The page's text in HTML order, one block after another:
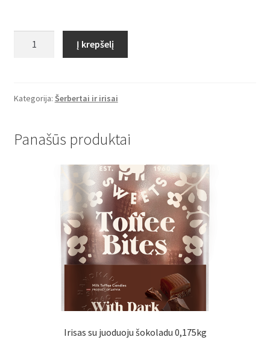
"Vaikai"
vnt.)
Į krepšelį
Kategorija: Šerbertai ir irisai
Panašūs produktai
Irisas su juoduoju šokoladu 0,175kg